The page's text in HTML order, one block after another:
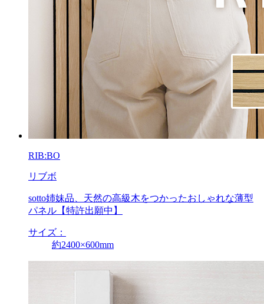
RIB:BO
リブボ
sotto姉妹品、天然の高級木をつかったおしゃれな薄型
パネル【特許出願中】
サイズ：
約2400×600mm